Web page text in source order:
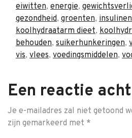
eiwitten, energie,
gezondheid, groenten,
koolhydraatarm dieet,
behouden, suikerhunkeringen,
vis, vlees, voedingsmiddelen,
Een reactie
Je e-mailadres zal niet getoond
zijn gemarkeerd met *